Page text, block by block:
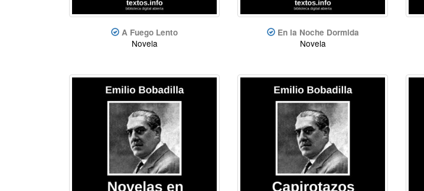
A Fuego Lento
Novela
En la Noche Dormida
Novela